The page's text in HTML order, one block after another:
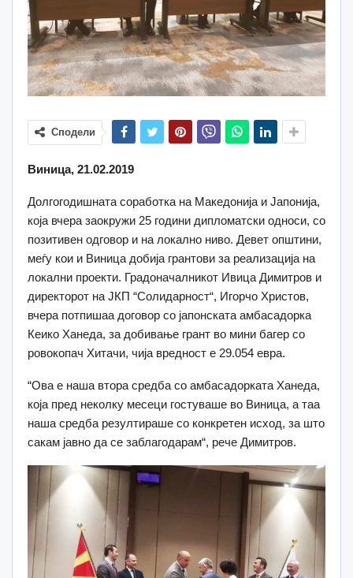
Сподели
Виница, 21.02.2019
Долгогодишната соработка на Македонија и Јапонија,
која вчера заокружи 25 години дипломатски односи, со
позитивен одговор и на локално ниво. Девет општини,
меѓу кои и Виница добија грантови за реализација на
локални проекти. Градоначалникот Ивица Димитров и
директорот на ЈКП “Солидарност“, Игорчо Христов,
вчера потпишаа договор со јапонската амбасадорка
Кеико Ханеда, за добивање грант во мини багер со
ровокопач Хитачи, чија вредност е 29.054 евра.
“Ова е наша втора средба со амбасадорката Ханеда,
која пред неколку месеци гостуваше во Виница, а таа
наша средба резултираше со конкретен исход, за што
сакам јавно да се заблагодарам“, рече Димитров.